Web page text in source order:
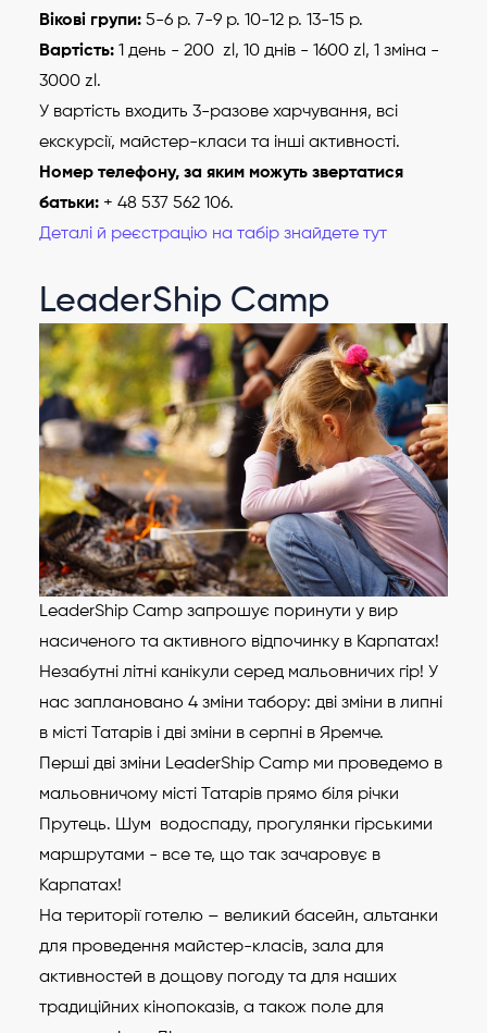
Вікові групи: 5-6 р. 7-9 р. 10-12 р. 13-15 р.
Вартість: 1 день - 200 zl, 10 днів - 1600 zl, 1 зміна -
3000 zl.
У вартість входить 3-разове харчування, всі
екскурсії, майстер-класи та інші активності.
Номер телефону, за яким можуть звертатися
батьки: + 48 537 562 106.
Деталі й реєстрацію на табір знайдете тут
LeaderShip Camp
LeaderShip Camp запрошує поринути у вир
насиченого та активного відпочинку в Карпатах!
Незабутні літні канікули серед мальовничих гір! У
нас заплановано 4 зміни табору: дві зміни в липні
в місті Татарів і дві зміни в серпні в Яремче.
Перші дві зміни LeaderShip Camp ми проведемо в
мальовничому місті Татарів прямо біля річки
Прутець. Шум водоспаду, прогулянки гірськими
маршрутами - все те, що так зачаровує в
Карпатах!
На території готелю – великий басейн, альтанки
для проведення майстер-класів, зала для
активностей в дощову погоду та для наших
традиційних кінопоказів, а також поле для